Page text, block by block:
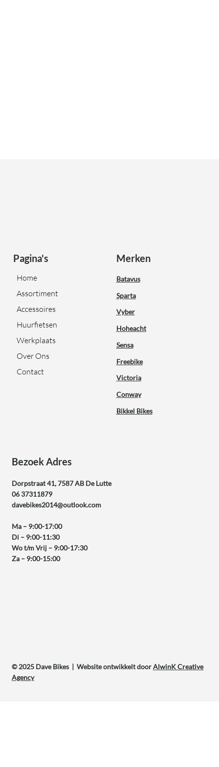
Pagina's
Home
Assortiment
Accessoires
Huurfietsen
Werkplaats
Over Ons
Contact
© 2025 Dave Bikes | Website ontwikkelt doorAlwinK Creative
Agency
Bezoek Adres
Dorpstraat 41, 7587 AB De Lutte
06 37311879
davebikes2014@outlook.com
Ma – 9:00-17:00
Di – 9:00-11:30
Wo t/m Vrij – 9:00-17:30
Za – 9:00-15:00
Merken
Batavus
Sparta
Freebike
Vyber
Victoria
Hoheacht
Conway
Sensa
Bikkel Bikes